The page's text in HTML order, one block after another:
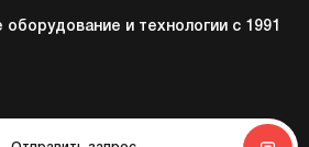
и технологии с 1991